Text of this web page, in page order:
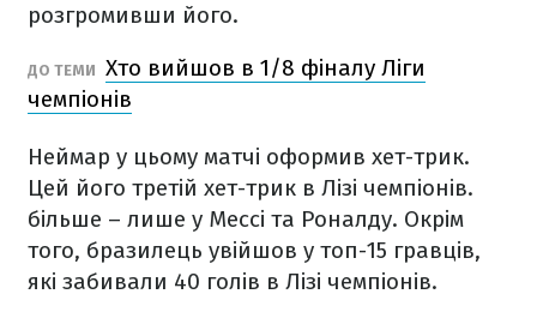
розгромивши його.
ДО ТЕМИ Хто вийшов в 1/8 фіналу Ліги
чемпіонів
Неймар у цьому матчі оформив хет-трик.
Цей його третій хет-трик в Лізі чемпіонів.
більше – лише у Мессі та Роналду. Окрім
того, бразилець увійшов у топ-15 гравців,
які забивали 40 голів в Лізі чемпіонів.